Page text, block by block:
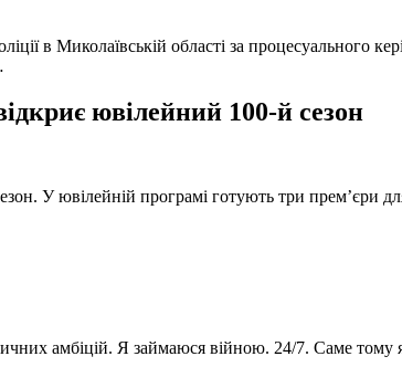
в Миколаївській області за процесуального
ювілейний 100-й сезон
У ювілейній програмі готують три прем’єри
амбіцій. Я займаюся війною. 24/7. Саме